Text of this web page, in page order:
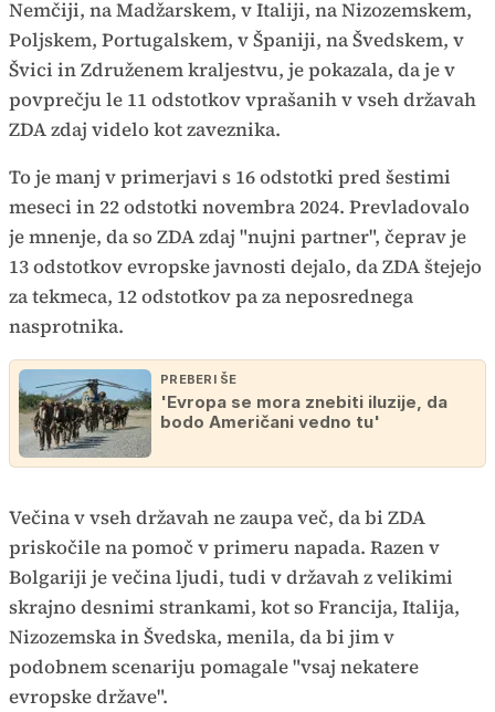
Nemčiji, na Madžarskem, v Italiji, na Nizozemskem,
Poljskem, Portugalskem, v Španiji, na Švedskem, v
Švici in Združenem kraljestvu, je pokazala, da je v
povprečju le 11 odstotkov vprašanih v vseh državah
ZDA zdaj videlo kot zaveznika.
To je manj v primerjavi s 16 odstotki pred šestimi
meseci in 22 odstotki novembra 2024. Prevladovalo
je mnenje, da so ZDA zdaj "nujni partner", čeprav je
13 odstotkov evropske javnosti dejalo, da ZDA štejejo
za tekmeca, 12 odstotkov pa za neposrednega
nasprotnika.
PREBERI ŠE
'Evropa se mora znebiti iluzije, da
bodo Američani vedno tu'
Večina v vseh državah ne zaupa več, da bi ZDA
priskočile na pomoč v primeru napada. Razen v
Bolgariji je večina ljudi, tudi v državah z velikimi
skrajno desnimi strankami, kot so Francija, Italija,
Nizozemska in Švedska, menila, da bi jim v
podobnem scenariju pomagale "vsaj nekatere
evropske države".